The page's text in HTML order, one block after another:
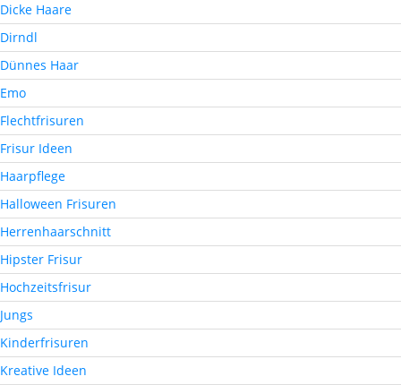
Dicke Haare
Dirndl
Dünnes Haar
Emo
Flechtfrisuren
Frisur Ideen
Haarpflege
Halloween Frisuren
Herrenhaarschnitt
Hipster Frisur
Hochzeitsfrisur
Jungs
Kinderfrisuren
Kreative Ideen